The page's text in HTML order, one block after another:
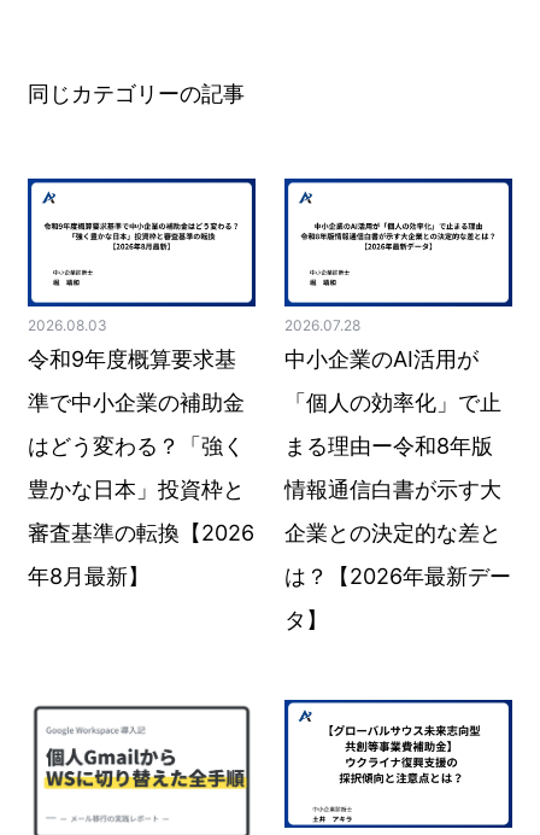
同じカテゴリーの記事
2026.08.03
令和9年度概算要求基
準で中小企業の補助金
はどう変わる？「強く
豊かな日本」投資枠と
審査基準の転換【2026
年8月最新】
2026.07.28
中小企業のAI活用が
「個人の効率化」で止
まる理由ー令和8年版
情報通信白書が示す大
企業との決定的な差と
は？【2026年最新デー
タ】